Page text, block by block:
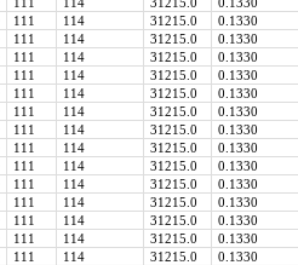
111 114 31215.0
0.1330
111 114 31215.0
0.1330
111 114 31215.0
0.1330
111 114 31215.0
0.1330
111 114 31215.0
0.1330
111 114 31215.0
0.1330
111 114 31215.0
0.1330
111 114 31215.0
0.1330
111 114 31215.0
0.1330
111 114 31215.0
0.1330
111 114 31215.0
0.1330
111 114 31215.0
0.1330
111 114 31215.0
0.1330
111 114 31215.0
0.1330